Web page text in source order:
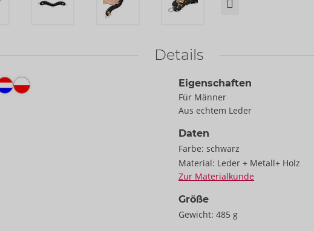
Details
Eigenschaften
Für Männer
Aus echtem Leder
Daten
Farbe: schwarz
Material: Leder + Metall+ Holz
Zur Materialkunde
Größe
Gewicht: 485 g